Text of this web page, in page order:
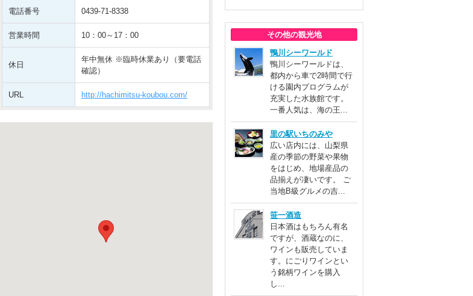
その他の観光地
鴨川シーワールド
鴨川シーワールドは、
都内から車で2時間で行
ける園内プログラムが
充実した水族館です。
一番人気は、海の王...
里の駅いちのみや
広い店内には、山梨県
産の季節の野菜や果物
をはじめ、地場産品の
品揃えが凄いです。 ご
当地B級グルメの吉...
笹一酒造
日本酒はもちろん有名
ですが、酒蔵なのに、
ワインも販売していま
す。にごりワインとい
う銘柄ワインを購入
し...
電話番号 0439-71-8338
営業時間 10：00～17：00
休日
年中無休 ※臨時休業あり（要電話
確認）
URL http://hachimitsu-koubou.com/